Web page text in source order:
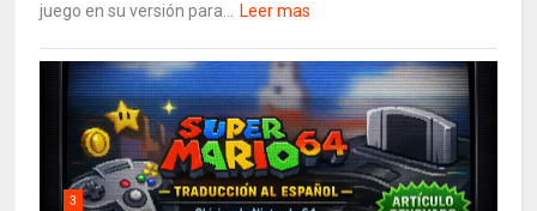
juego en su versión para...
Leer mas
3